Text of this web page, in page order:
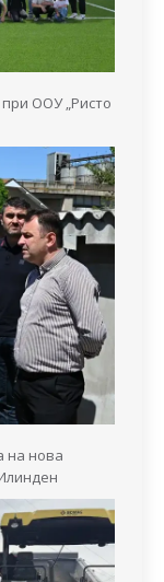
ООУ „Ристо
на нова